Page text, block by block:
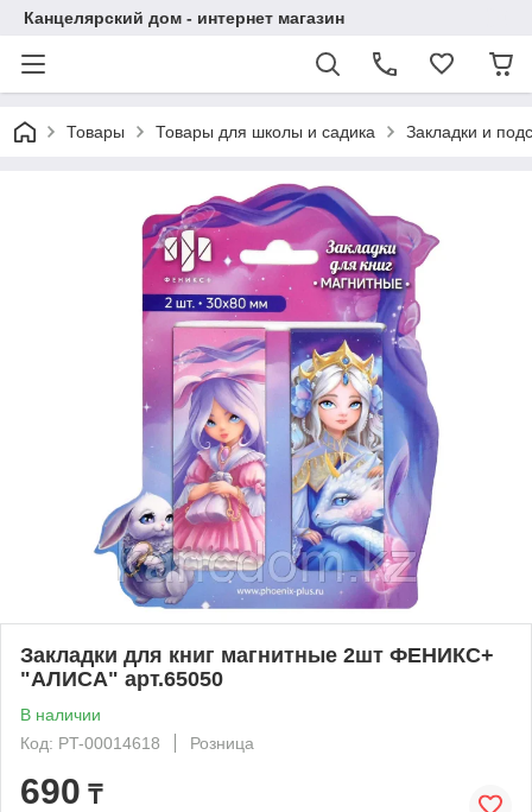
Канцелярский дом - интернет магазин
Товары Товары для школы и садика Закладки и
Закладки для книг магнитные 2шт ФЕНИКС+
"АЛИСА" арт.65050
В наличии
Код: PT-00014618
Розница
690 ₸